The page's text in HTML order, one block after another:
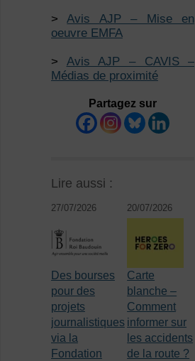
>Avis AJP – Mise en
oeuvre EMFA
> Avis AJP – CAVIS –
Médias de proximité
Partagez sur
Lire aussi :
27/07/2026
Des bourses
pour des
projets
journalistiques
via la
Fondation
20/07/2026
Carte
blanche –
Comment
informer sur
les accidents
de la route ?